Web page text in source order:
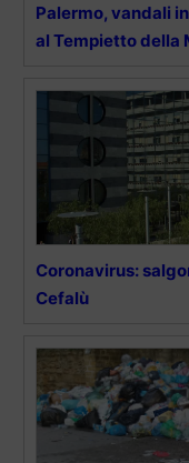
Palermo, vandali
al Tempietto della
Coronavirus:
Cefalù